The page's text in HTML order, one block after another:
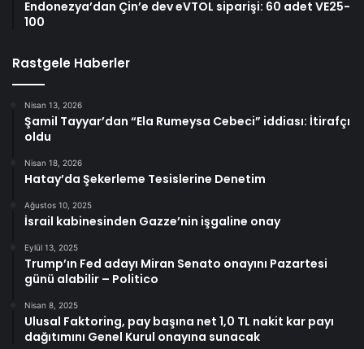
Endonezya’dan Çin’e dev eVTOL siparişi: 60 adet VE25-
100
Rastgele Haberler
Nisan 13, 2026
Şamil Tayyar’dan “Ela Rumeysa Cebeci” iddiası: İtirafçı
oldu
Nisan 18, 2026
Hatay’da Şekerleme Tesislerine Denetim
Ağustos 10, 2025
İsrail kabinesinden Gazze’nin işgaline onay
Eylül 13, 2025
Trump’ın Fed adayı Miran Senato onayını Pazartesi
günü alabilir – Politico
Nisan 8, 2025
Ulusal Faktoring, pay başına net 1,0 TL nakit kar payı
dağıtımını Genel Kurul onayına sunacak